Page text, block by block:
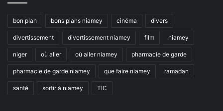
bon plan bons plans niamey cinéma divers
divertissement divertissement niamey film niamey
niger où aller où aller niamey pharmacie de garde
pharmacie de garde niamey que faire niamey ramadan
santé sortir à niamey TIC